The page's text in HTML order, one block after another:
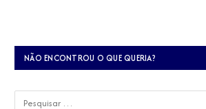
NÃO ENCONTROU O QUE QUERIA?